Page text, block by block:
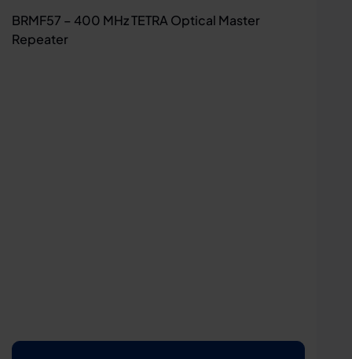
BRMF57 – 400 MHz TETRA Optical Master
Repeater